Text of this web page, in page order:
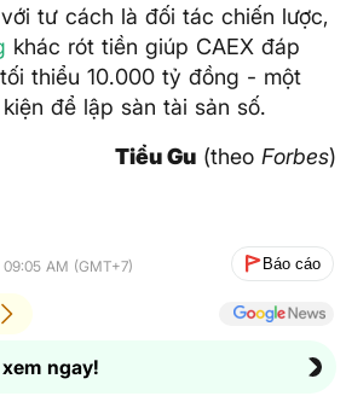
tư cách là đối tác chiến lược,
khác rót tiền giúp CAEX đáp
thiểu 10.000 tỷ đồng - một
để lập sàn tài sản số.
Tiểu Gu (theo Forbes)
AM (GMT+7) Báo cáo
ngay!